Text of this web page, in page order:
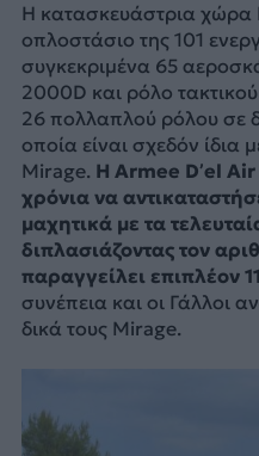
Η κατασκευάστρια χώρα
οπλοστάσιο της 101
συγκεκριμένα 65
2000D και ρόλο
26 πολλαπλού ρόλου
οποία είναι σχεδόν ίδια
Mirage. H Armee D’el
χρόνια να
μαχητικά με τα
διπλασιάζοντας τον
παραγγείλει επιπλέον
συνέπεια και οι Γάλλοι
δικά τους Mirage.